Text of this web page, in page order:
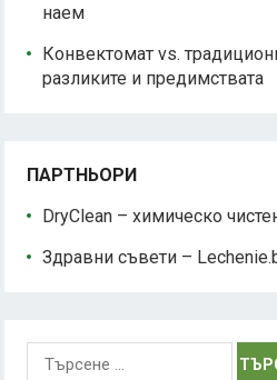
наем
Конвектомат vs.
разликите и предимствата
ПАРТНЬОРИ
DryClean – химическо
Здравни съвети –
Търсене